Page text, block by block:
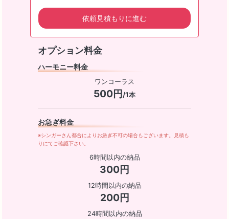
依頼見積もりに進む
オプション料金
ハーモニー料金
ワンコーラス
500円/1本
お急ぎ料金
※シンガーさん都合によりお急ぎ不可の場合もございます。見積も
りにてご確認下さい。
6時間以内の納品
300円
12時間以内の納品
200円
24時間以内の納品